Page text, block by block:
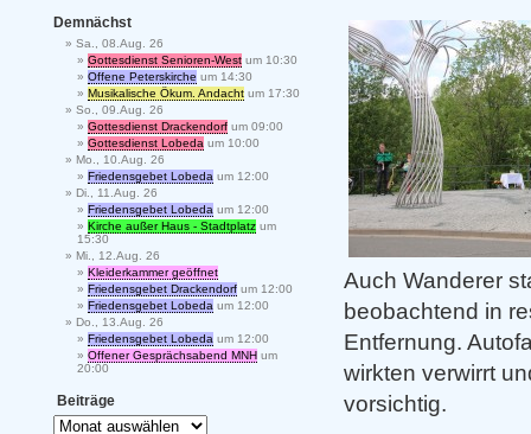
Auch Wanderer
beobachtend in
Entfernung.
wirkten verwirrt
vorsichtig.
Demnächst
Sa., 08.Aug. 26
Gottesdienst Senioren-West um 10:30
Offene Peterskirche um 14:30
Musikalische Ökum. Andacht um 17:30
So., 09.Aug. 26
Gottesdienst Drackendorf um 09:00
Gottesdienst Lobeda um 10:00
Mo., 10.Aug. 26
Friedensgebet Lobeda um 12:00
Di., 11.Aug. 26
Friedensgebet Lobeda um 12:00
Kirche außer Haus - Stadtplatz um
15:30
Mi., 12.Aug. 26
Kleiderkammer geöffnet
Friedensgebet Drackendorf um 12:00
Friedensgebet Lobeda um 12:00
Do., 13.Aug. 26
Friedensgebet Lobeda um 12:00
Offener Gesprächsabend MNH um
20:00
Beiträge